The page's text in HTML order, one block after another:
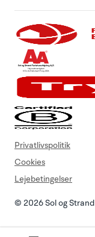
© 2026 Sol og Strand
Privatlivspolitik
Cookies
Lejebetingelser